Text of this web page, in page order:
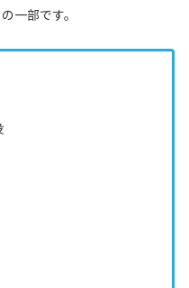
一部です。